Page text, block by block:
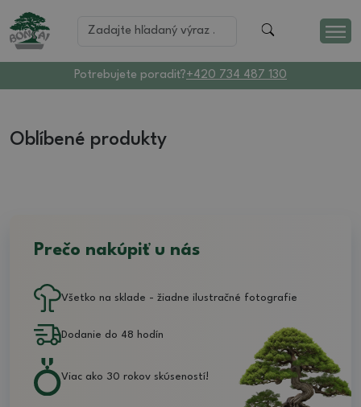
Potrebujete poradiť?+420 734 487 130
Oblíbené produkty
Prečo nakúpiť u nás
Všetko na sklade - žiadne ilustračné fotografie
Dodanie do 48 hodín
Viac ako 30 rokov skúseností!